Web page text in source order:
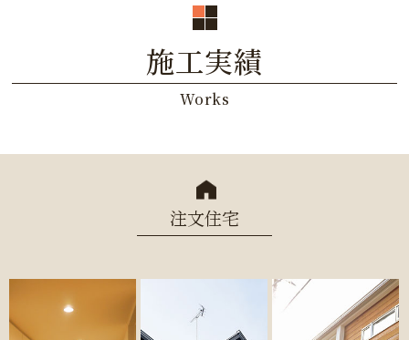
施工実績
Works
注文住宅